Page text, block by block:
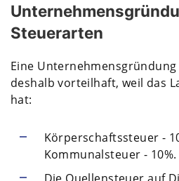
Steuerarten
Eine
deshalb vorteilhaft, weil das
hat:
Körperschaftssteuer -
Kommunalsteuer - 10%.
Die Quellensteuer auf